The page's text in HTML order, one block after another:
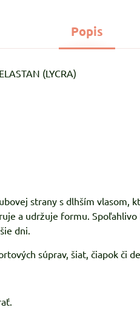
Popis
(LYCRA)
strany s dlhším vlasom,
a udržuje formu.
dni.
súprav, šiat, čiapok či